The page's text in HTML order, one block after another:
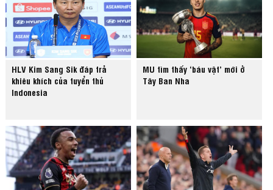
HLV Kim Sang Sik đáp trả
khiêu khích của tuyển thủ
Indonesia
MU tìm thấy ‘báu vật’ mới ở
Tây Ban Nha